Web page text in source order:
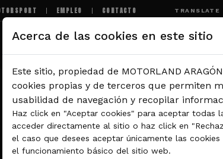
EMPLEO CONTACTO TRANSLATE
Acerca de las cookies en este sitio
Este sitio, propiedad de MOTORLAND
cookies propias y de terceros que permiten
usabilidad de navegación y recopilar
Haz click en "Aceptar cookies" para aceptar todas
acceder directamente al sitio o haz click en
el caso que desees aceptar únicamente las cookies
el funcionamiento básico del sitio web.